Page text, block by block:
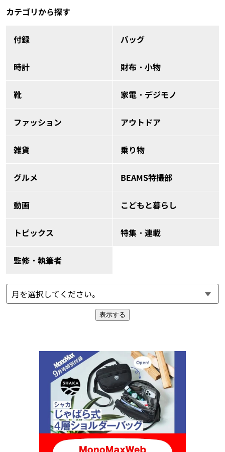
カテゴリから探す
付録 バッグ
時計 財布・小物
靴 家電・デジモノ
ファッション アウトドア
雑貨 乗り物
グルメ BEAMS特撮部
動画 こどもと暮らし
トピックス 特集・連載
監修・執筆者
表示する